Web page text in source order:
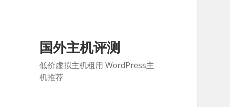
国外主机评测
低价虚拟主机租用 WordPress主
机推荐